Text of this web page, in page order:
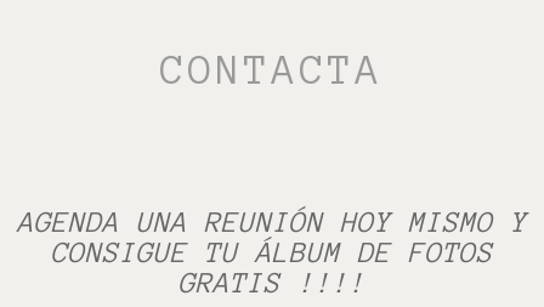
CONTACTA
AGENDA UNA REUNIÓN HOY MISMO Y
CONSIGUE TU ÁLBUM DE FOTOS
GRATIS !!!!